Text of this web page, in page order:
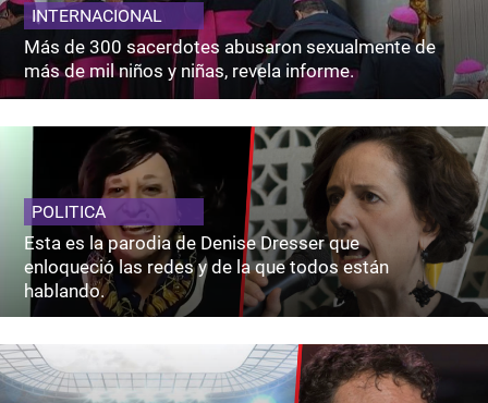
INTERNACIONAL
Más de 300 sacerdotes abusaron sexualmente de
más de mil niños y niñas, revela informe.
POLITICA
Esta es la parodia de Denise Dresser que
enloqueció las redes y de la que todos están
hablando.